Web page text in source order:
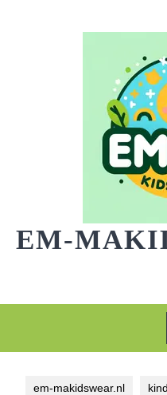
EM-
em-makidswear.nl